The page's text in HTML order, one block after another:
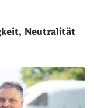
Neutralität